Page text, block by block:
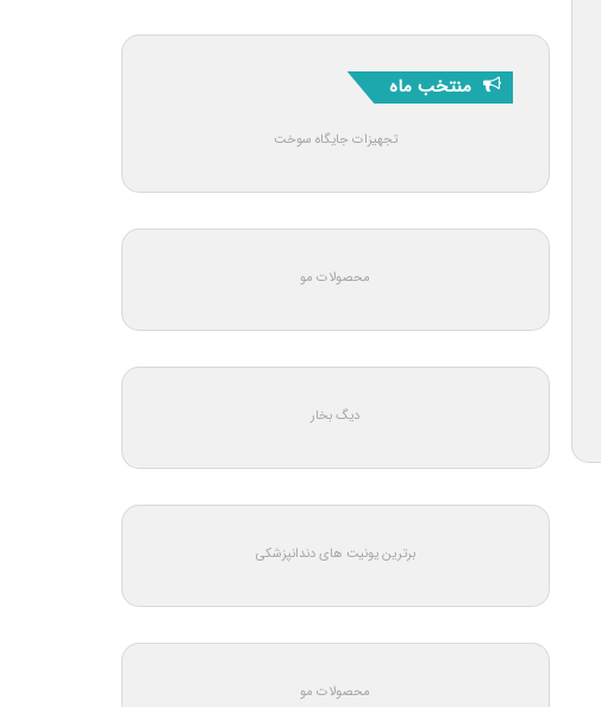
منتخب ماه
تجهیزات جایگاه سوخت
محصولات مو
دیگ بخار
برترین یونیت های دندانپزشکی
محصولات مو